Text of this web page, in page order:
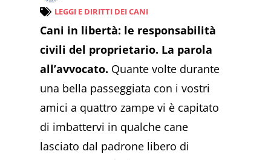
LEGGI E DIRITTI DEI CANI
Cani in libertà: le responsabilità
civili del proprietario. La parola
all’avvocato. Quante volte durante
una bella passeggiata con i vostri
amici a quattro zampe vi è capitato
di imbattervi in qualche cane
lasciato dal padrone libero di